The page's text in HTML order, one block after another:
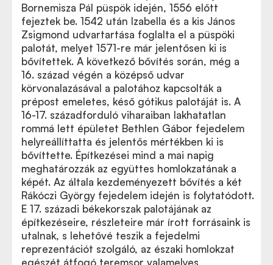
Bornemisza Pál püspök idején, 1556 előtt
fejeztek be. 1542 után Izabella és a kis János
Zsigmond udvartartása foglalta el a püspöki
palotát, melyet 1571-re már jelentősen ki is
bővítettek. A következő bővítés során, még a
16. század végén a középső udvar
körvonalazásával a palotához kapcsolták a
prépost emeletes, késő gótikus palotáját is. A
16-17. századforduló viharaiban lakhatatlan
rommá lett épületet Bethlen Gábor fejedelem
helyreállíttatta és jelentős mértékben ki is
bővíttette. Építkezései mind a mai napig
meghatározzák az együttes homlokzatának a
képét. Az általa kezdeményezett bővítés a két
Rákóczi György fejedelem idején is folytatódott.
E 17. századi békekorszak palotájának az
építkezéseire, részleteire már írott forrásaink is
utalnak, s lehetővé teszik a fejedelmi
reprezentációt szolgáló, az északi homlokzat
egészét átfogó teremsor valamelyes